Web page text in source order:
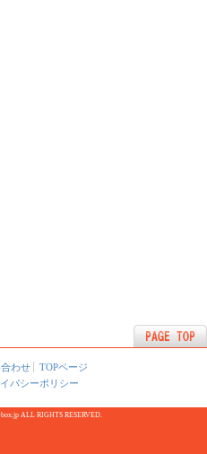
わせ
TOPページ
バシーポリシー
ALL RIGHTS RESERVED.